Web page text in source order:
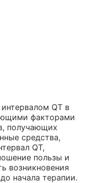
QT в
факторами
получающих
средства,
QT,
пользы и
возникновения
начала терапии.